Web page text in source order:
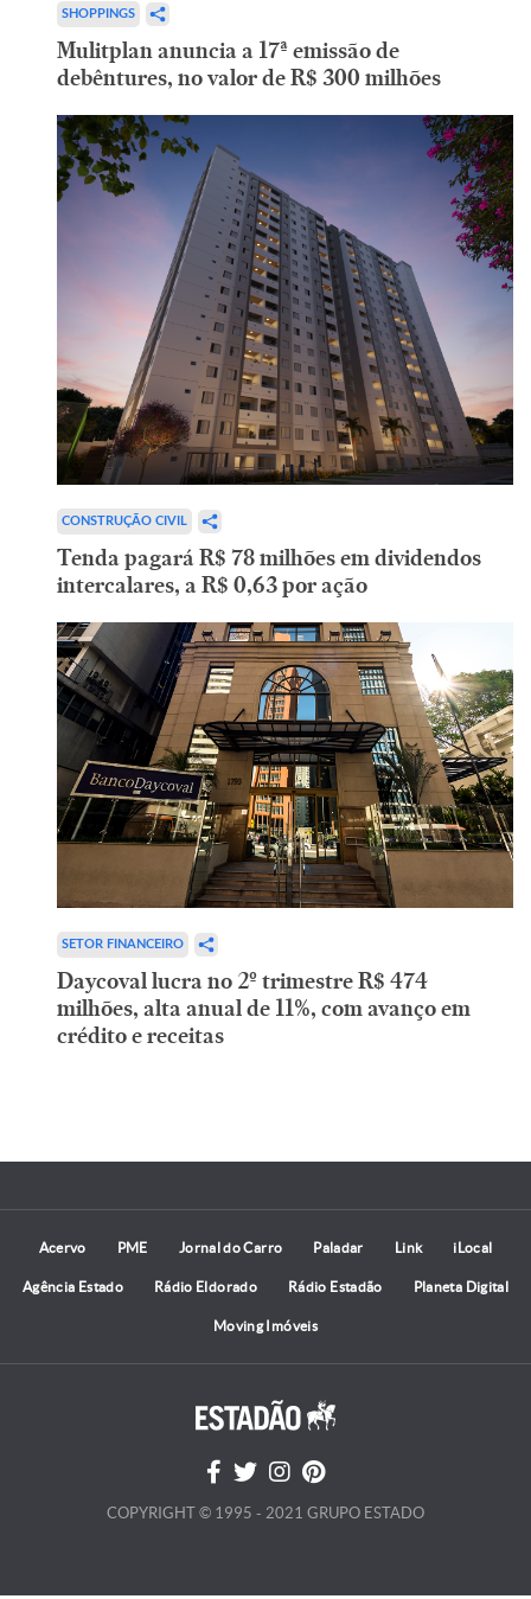
SHOPPINGS
Mulitplan anuncia a 17ª emissão de
debêntures, no valor de R$ 300 milhões
CONSTRUÇÃO CIVIL
Tenda pagará R$ 78 milhões em dividendos
intercalares, a R$ 0,63 por ação
SETOR FINANCEIRO
Daycoval lucra no 2º trimestre R$ 474
milhões, alta anual de 11%, com avanço em
crédito e receitas
Acervo PME Jornal do Carro Paladar Link iLocal
Agência Estado Rádio Eldorado Rádio Estadão Planeta Digital
Moving Imóveis
COPYRIGHT © 1995 - 2021 GRUPO ESTADO